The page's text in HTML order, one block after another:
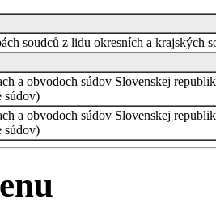
soudců z lidu okresních a krajských
a obvodoch súdov Slovenskej
súdov)
a obvodoch súdov Slovenskej
súdov)